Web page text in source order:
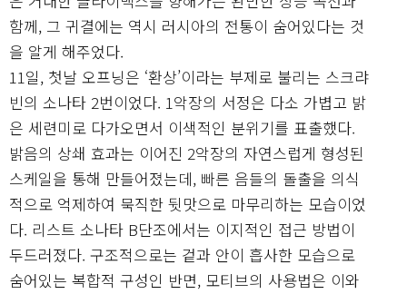
함께, 그 귀결에는 역시 러시아의 전통이 숨어있다는 것
을 알게 해주었다.
11일, 첫날 오프닝은 ‘환상’이라는 부제로 불리는 스크랴
빈의 소나타 2번이었다. 1악장의 서정은 다소 가볍고 밝
은 세련미로 다가오면서 이색적인 분위기를 표출했다.
밝음의 상쇄 효과는 이어진 2악장의 자연스럽게 형성된
스케일을 통해 만들어졌는데, 빠른 음들의 돌출을 의식
적으로 억제하여 묵직한 뒷맛으로 마무리하는 모습이었
다. 리스트 소나타 B단조에서는 이지적인 접근 방법이
두드러졌다. 구조적으로는 겉과 안이 흡사한 모습으로
숨어있는 복합적 구성인 반면, 모티브의 사용법은 이와